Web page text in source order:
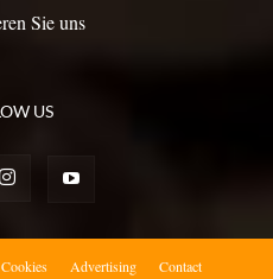
Sie uns
US
Cookies Advertising Contact